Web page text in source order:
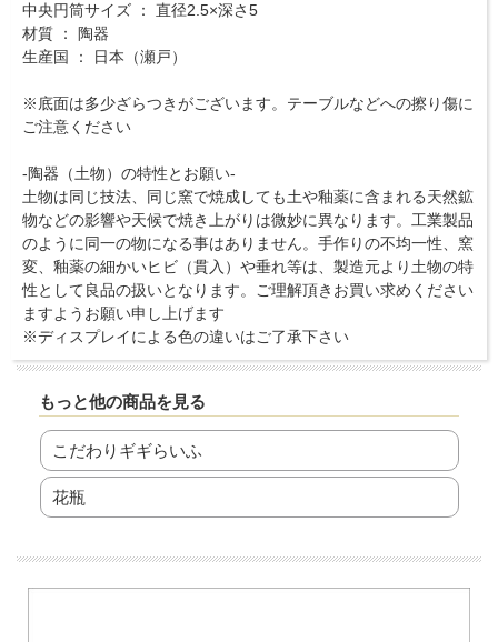
中央円筒サイズ ： 直径2.5×深さ5
材質 ： 陶器
生産国 ： 日本（瀬戸）
※底面は多少ざらつきがございます。テーブルなどへの擦り傷に
ご注意ください
-陶器（土物）の特性とお願い-
土物は同じ技法、同じ窯で焼成しても土や釉薬に含まれる天然鉱
物などの影響や天候で焼き上がりは微妙に異なります。工業製品
のように同一の物になる事はありません。手作りの不均一性、窯
変、釉薬の細かいヒビ（貫入）や垂れ等は、製造元より土物の特
性として良品の扱いとなります。ご理解頂きお買い求めください
ますようお願い申し上げます
※ディスプレイによる色の違いはご了承下さい
もっと他の商品を見る
こだわりギギらいふ
花瓶